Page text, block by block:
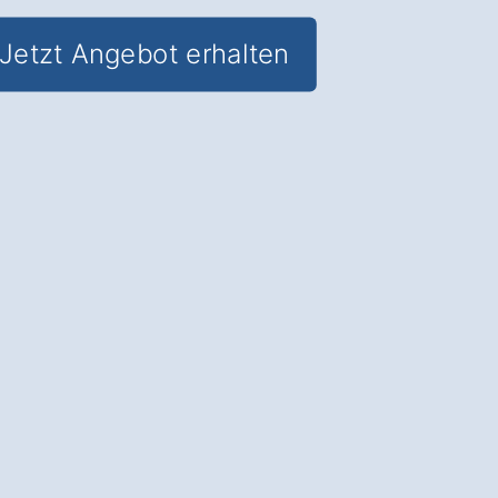
Jetzt Angebot erhalten